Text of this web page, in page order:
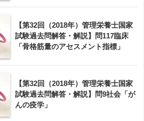
【第32回（2018年）管理栄養士国家
試験過去問解答・解説】問117臨床
「骨格筋量のアセスメント指標」
【第32回（2018年）管理栄養士国家
試験過去問解答・解説】問9社会「が
んの疫学」